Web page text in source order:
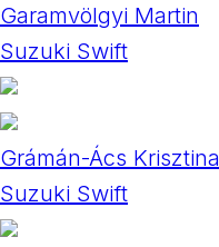
Garamvölgyi Martin
Suzuki Swift
Grámán-Ács Krisztina
Suzuki Swift